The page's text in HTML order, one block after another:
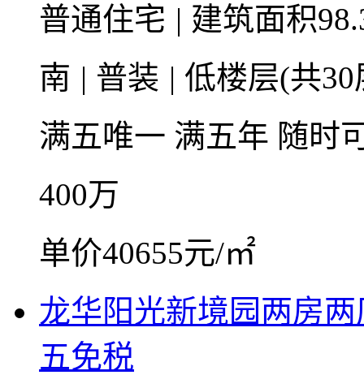
普通住宅 | 建筑面积
南 | 普装 | 低楼层(共
满五唯一 满五年 随时
400万
单价40655元/㎡
龙华阳光新境园两房
五免税